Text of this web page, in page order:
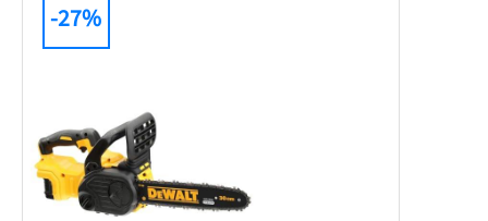
-27%